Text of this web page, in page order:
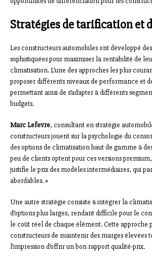
Stratégies de tarification et
Les constructeurs automobiles ont développé
sophistiquées pour maximiser la rentabilité de
climatisation. L’une des approches les plus
proposer différents niveaux de performance et
permettant ainsi de s’adapter à différents
budgets.
Marc Lefevre, consultant en stratégie
constructeurs jouent sur la psychologie du
des options de climatisation haut de gamme à
peu de clients optent pour ces versions
justifie le prix des modèles intermédiaires, qui
abordables. »
Une autre stratégie consiste à intégrer la
d’options plus larges, rendant difficile pour le
le coût réel de chaque élément. Cette approche
constructeurs de maintenir des marges élevées
l’impression d’offrir un bon rapport qualité-prix.